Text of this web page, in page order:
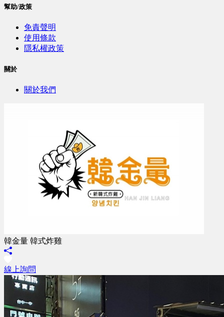
幫助/政策
免責聲明
使用條款
隱私權政策
關於
關於我們
韓金量 韓式炸雞
線上詢問